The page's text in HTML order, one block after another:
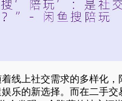
线上社交需求的多样化，
乐的新选择。而在二手交